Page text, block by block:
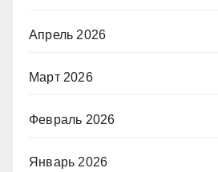
Апрель 2026
Март 2026
Февраль 2026
Январь 2026